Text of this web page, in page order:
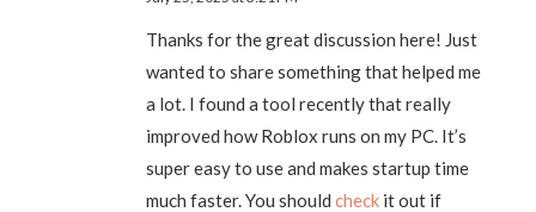
Thanks for the great discussion here! Just
wanted to share something that helped me
a lot. I found a tool recently that really
improved how Roblox runs on my PC. It’s
super easy to use and makes startup time
much faster. You should check it out if